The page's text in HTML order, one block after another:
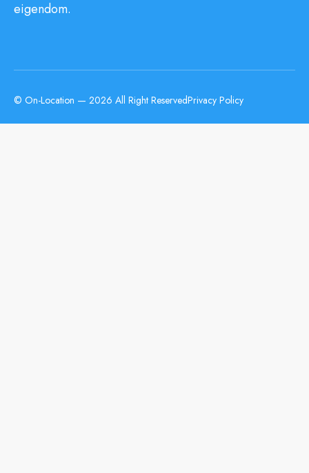
eigendom.
© On-Location — 2026 All Right ReservedPrivacy Policy